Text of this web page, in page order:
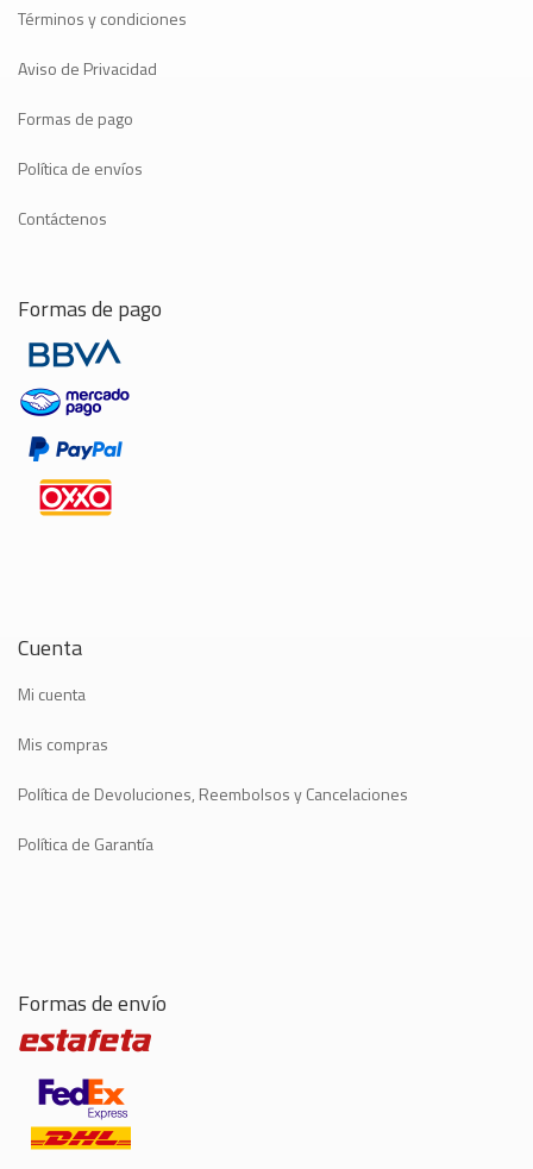
Términos y condiciones
Aviso de Privacidad
Formas de pago
Política de envíos
Contáctenos
Formas de pago
Cuenta
Mi cuenta
Mis compras
Política de Devoluciones, Reembolsos y Cancelaciones
Política de Garantía
Formas de envío